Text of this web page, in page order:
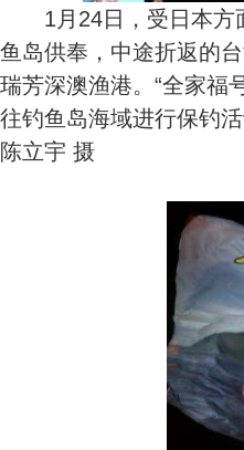
1月24日，受日本方
鱼岛供奉，中途折返的
瑞芳深澳渔港。“全家福
往钓鱼岛海域进行保钓
陈立宇 摄